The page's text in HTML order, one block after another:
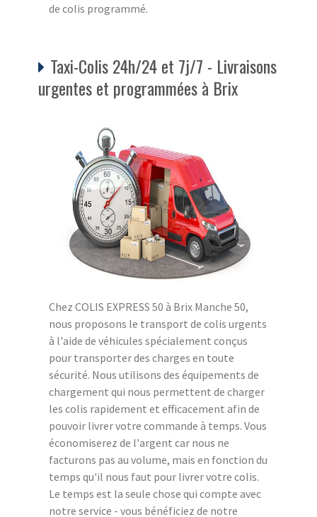
de colis programmé.
Taxi-Colis 24h/24 et 7j/7 - Livraisons
urgentes et programmées à Brix
Chez COLIS EXPRESS 50 à Brix Manche 50,
nous proposons le transport de colis urgents
à l'aide de véhicules spécialement conçus
pour transporter des charges en toute
sécurité. Nous utilisons des équipements de
chargement qui nous permettent de charger
les colis rapidement et efficacement afin de
pouvoir livrer votre commande à temps. Vous
économiserez de l'argent car nous ne
facturons pas au volume, mais en fonction du
temps qu'il nous faut pour livrer votre colis.
Le temps est la seule chose qui compte avec
notre service - vous bénéficiez de notre